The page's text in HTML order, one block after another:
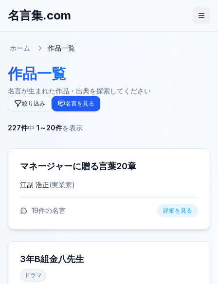
名言集.com
ホーム 作品一覧
作品一覧
名言が生まれた作品・出典を探索してください
絞り込み 名言を見る
227件中 1 ～20件を表示
マネージャーに贈る言葉20章
江副 浩正(実業家)
19件の名言 詳細を見る
3年B組金八先生
ドラマ